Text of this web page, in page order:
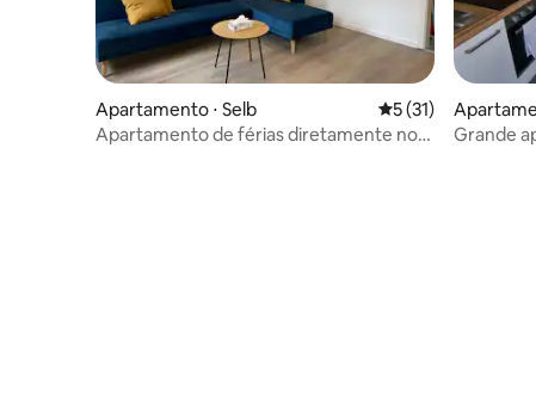
Apartamento ⋅ Selb 5 de uma avaliação
5 (31)
Apartamento de férias diretamente no
Grande